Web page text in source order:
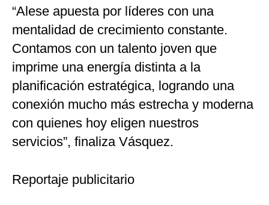
“Alese apuesta por líderes con una
mentalidad de crecimiento constante.
Contamos con un talento joven que
imprime una energía distinta a la
planificación estratégica, logrando una
conexión mucho más estrecha y moderna
con quienes hoy eligen nuestros
servicios”, finaliza Vásquez.
Reportaje publicitario